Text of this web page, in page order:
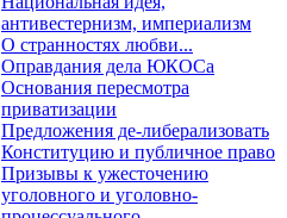
антивестернизм, империализм
О странностях любви...
Оправдания дела ЮКОСа
Основания пересмотра
приватизации
Предложения де-либерализовать
Конституцию и публичное право
Призывы к ужесточению
уголовного и уголовно-